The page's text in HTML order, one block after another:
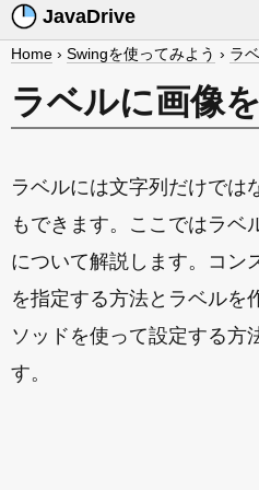
JavaDrive
Home › Swingを使ってみよう › ラ
ラベルに画像
ラベルには文字列だけでは
もできます。ここではラベ
について解説します。コン
を指定する方法とラベルを
ソッドを使って設定する方
す。